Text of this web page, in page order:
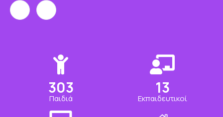
319
Παιδιά
13
Εκπαιδευτικοί